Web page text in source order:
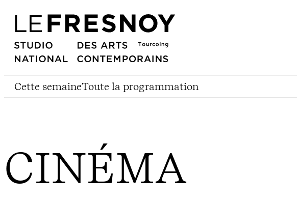
Cette semaineToute la programmation
CINÉMA